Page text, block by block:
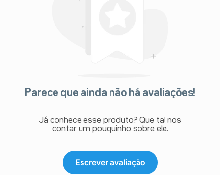
Parece que ainda não há avaliações!
Já conhece esse produto? Que tal nos
contar um pouquinho sobre ele.
Escrever avaliação